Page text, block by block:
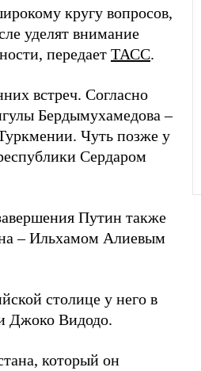
кругу вопросов,
уделят внимание
передает ТАСС.
встреч. Согласно
Бердымухамедова –
Чуть позже у
Сердаром
Путин также
– Ильхамом Алиевым
столице у него в
Джоко Видодо.
который он